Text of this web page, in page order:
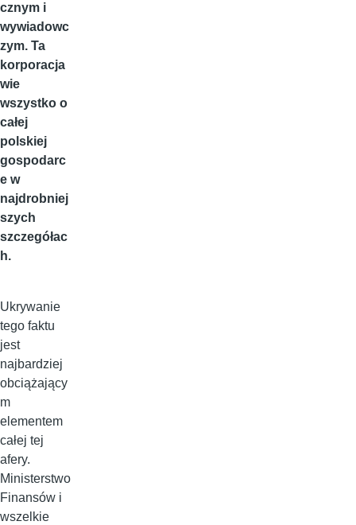
cznym i
wywiadowc
zym. Ta
korporacja
wie
wszystko o
całej
polskiej
gospodarc
e w
najdrobniej
szych
szczegółac
h.
Ukrywanie
tego faktu
jest
najbardziej
obciążający
m
elementem
całej tej
afery.
Ministerstwo
Finansów i
wszelkie